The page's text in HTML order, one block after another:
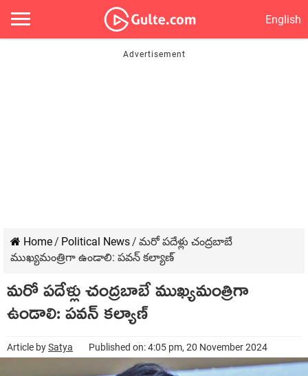
English
Home/ Political News/ మ‌రో పదేళ్లు చంద్ర‌బాబే
ముఖ్య‌మంత్రిగా ఉండాలి: ప‌వ‌న్ క‌ల్యాణ్‌
మ‌రో పదేళ్లు చంద్ర‌బాబే ముఖ్య‌మంత్రిగా
ఉండాలి: ప‌వ‌న్ క‌ల్యాణ్‌
Article bySatya Published on: 4:05 pm, 20 November 2024